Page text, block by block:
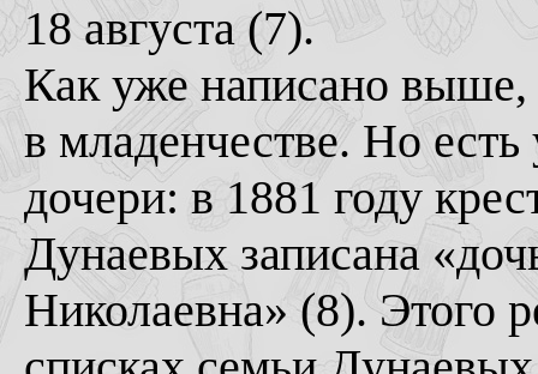
18 августа (7).
Как уже написано
в младенчестве. Но
дочери: в 1881 году
Дунаевых записана
Николаевна» (8). Этого